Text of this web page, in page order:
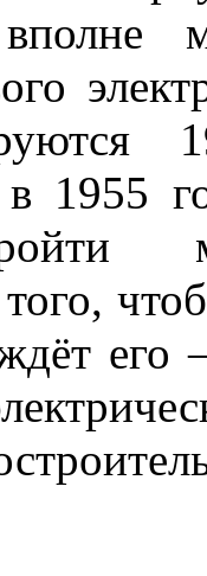
1955
его